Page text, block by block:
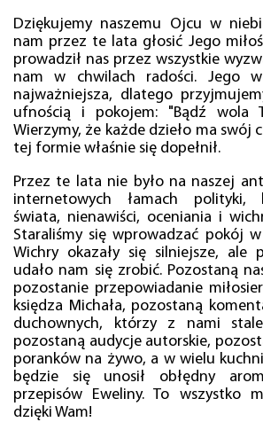
Dziękujemy naszemu Ojcu w
nam przez te lata głosić Jego
prowadził nas przez wszystkie
nam w chwilach radości. Jego
najważniejsza, dlatego
ufnością i pokojem: "Bądź wola
Wierzymy, że każde dzieło ma swój
tej formie właśnie się dopełnił.
Przez te lata nie było na naszej
internetowych łamach polityki,
świata, nienawiści, oceniania i
Staraliśmy się wprowadzać pokój
Wichry okazały się silniejsze, ale
udało nam się zrobić. Pozostaną
pozostanie przepowiadanie
księdza Michała, pozostaną
duchownych, którzy z nami stale
pozostaną audycje autorskie,
poranków na żywo, a w wielu
będzie się unosił obłędny
przepisów Eweliny. To wszystko
dzięki Wam!